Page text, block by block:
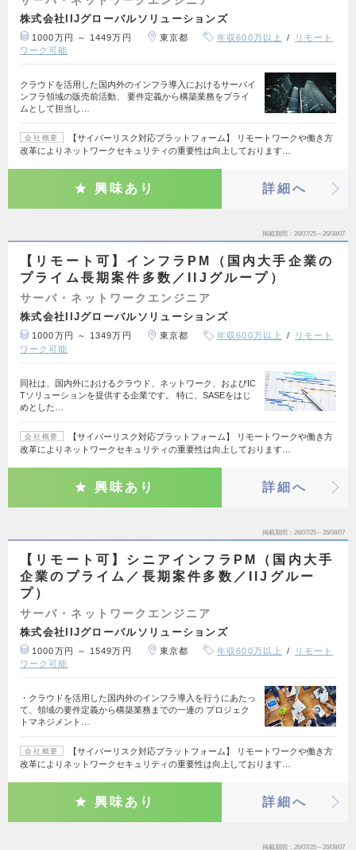
株式会社IIJグローバルソリューションズ
1000万円 ～ 1449万円 東京都 年収600万以上
リモート
ワーク可能
クラウドを活用した国内外のインフラ導入におけるサーバイ
ンフラ領域の販売前活動、 要件定義から構築業務をプライ
ムとして担当し…
会社概要
【サイバーリスク対応プラットフォーム】 リモートワークや働き方
改革によりネットワークセキュリティの重要性は向上しております…
興味あり 詳細へ
掲載期間 26/07/25～26/08/07
【リモート可】インフラPM（国内大手企業の
プライム長期案件多数／IIJグループ）
サーバ・ネットワークエンジニア
株式会社IIJグローバルソリューションズ
1000万円 ～ 1349万円 東京都 年収600万以上
リモート
ワーク可能
同社は、国内外におけるクラウド、ネットワーク、およびIC
Tソリューションを提供する企業です。 特に、SASEをはじ
めとした…
会社概要
【サイバーリスク対応プラットフォーム】 リモートワークや働き方
改革によりネットワークセキュリティの重要性は向上しております…
興味あり 詳細へ
掲載期間 26/07/25～26/08/07
【リモート可】シニアインフラPM（国内大手
企業のプライム／長期案件多数／IIJグルー
プ）
サーバ・ネットワークエンジニア
株式会社IIJグローバルソリューションズ
1000万円 ～ 1549万円 東京都 年収600万以上
リモート
ワーク可能
・クラウドを活用した国内外のインフラ導入を行うにあたっ
て、領域の要件定義から構築業務までの一連の プロジェク
トマネジメント…
会社概要
【サイバーリスク対応プラットフォーム】 リモートワークや働き方
改革によりネットワークセキュリティの重要性は向上しております…
興味あり 詳細へ
掲載期間 26/07/25～26/08/07